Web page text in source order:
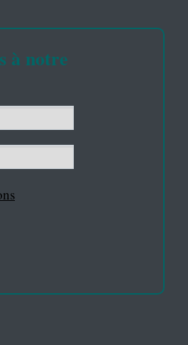
à notre